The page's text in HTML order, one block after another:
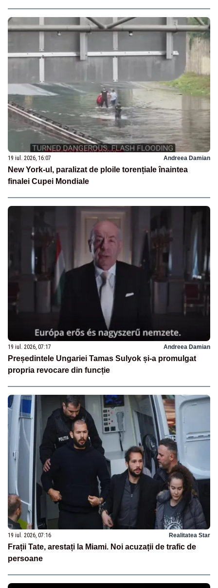
19 iul. 2026, 16:07 Andreea Damian
New York-ul, paralizat de ploile torențiale înaintea
finalei Cupei Mondiale
19 iul. 2026, 07:17 Andreea Damian
Președintele Ungariei Tamas Sulyok și-a promulgat
propria revocare din funcție
19 iul. 2026, 07:16 Realitatea Star
Frații Tate, arestați la Miami. Noi acuzații de trafic de
persoane